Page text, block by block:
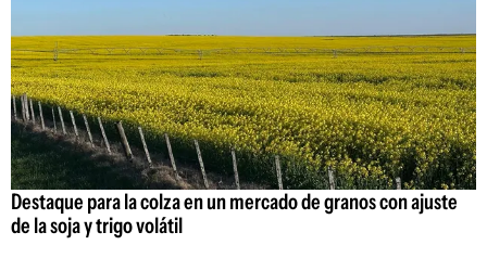
Destaque para la colza en un mercado de granos con ajuste
de la soja y trigo volátil